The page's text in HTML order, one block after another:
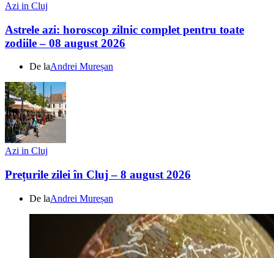
Azi in Cluj
Astrele azi: horoscop zilnic complet pentru toate
zodiile – 08 august 2026
De laAndrei Mureșan
Azi in Cluj
Prețurile zilei în Cluj – 8 august 2026
De laAndrei Mureșan